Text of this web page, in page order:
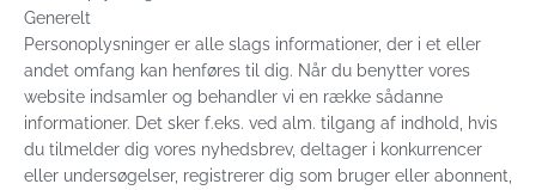
Generelt
Personoplysninger er alle slags informationer, der i et eller
andet omfang kan henføres til dig. Når du benytter vores
website indsamler og behandler vi en række sådanne
informationer. Det sker f.eks. ved alm. tilgang af indhold, hvis
du tilmelder dig vores nyhedsbrev, deltager i konkurrencer
eller undersøgelser, registrerer dig som bruger eller abonnent,